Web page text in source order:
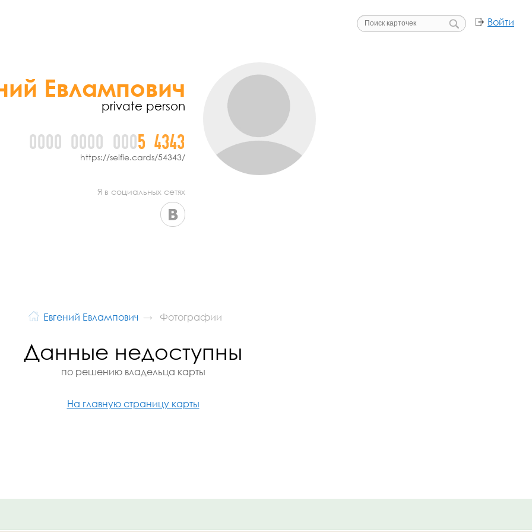
Войти
Евлампович
private person
0000 0000 0005 4343
https://selfie.cards/54343/
Я в социальных сетях
Евгений Евлампович Фотографии
Данные недоступны
по решению владельца карты
На главную страницу карты